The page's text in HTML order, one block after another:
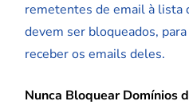
remetentes de email à lista
devem ser bloqueados,
receber os emails deles.
Nunca Bloquear Domínios